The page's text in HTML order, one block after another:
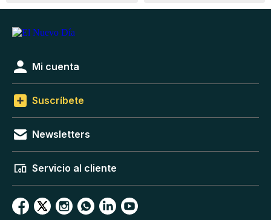
Mi cuenta
Suscríbete
Newsletters
Servicio al cliente